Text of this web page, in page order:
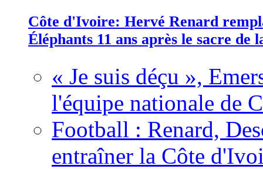
Côte d'Ivoire: Hervé Renard
Éléphants 11 ans après le sacre de
« Je suis déçu »,
l'équipe nationale de
Football : Renard,
entraîner la Côte